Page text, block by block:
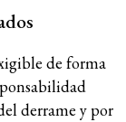
de forma
derrame y por